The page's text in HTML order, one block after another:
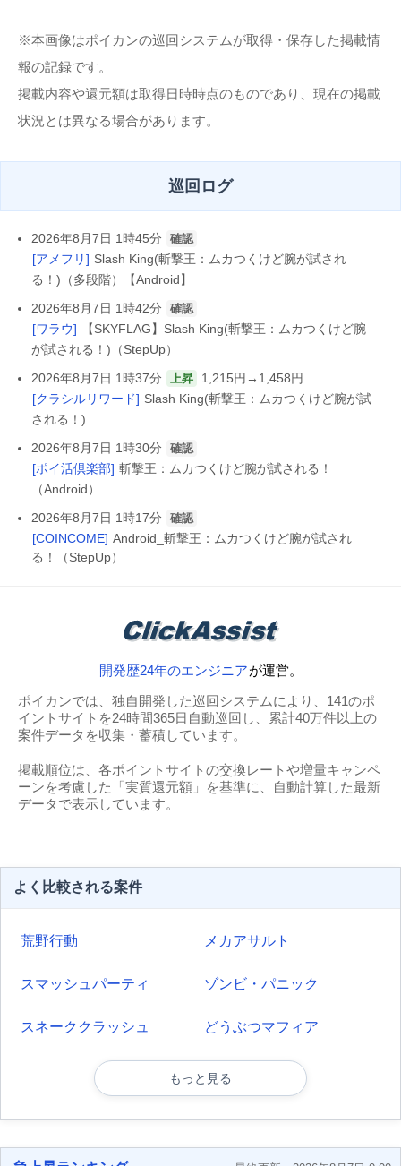
※本画像はポイカンの巡回システムが取得・保存した掲載情
報の記録です。
掲載内容や還元額は取得日時時点のものであり、現在の掲載
状況とは異なる場合があります。
巡回ログ
2026年8月7日 1時45分 確認
[アメフリ] Slash King(斬撃王：ムカつくけど腕が試され
る！)（多段階）【Android】
2026年8月7日 1時42分
確認
[ワラウ]
【SKYFLAG】Slash King(斬撃王：ムカつくけど腕
が試される！)（StepUp）
2026年8月7日 1時37分
上昇
1,215円→1,458円
[クラシルリワード] Slash King(斬撃王：ムカつくけど腕が試
される！)
2026年8月7日 1時30分
確認
[ポイ活倶楽部] 斬撃王：ムカつくけど腕が試される！
（Android）
2026年8月7日 1時17分
確認
[COINCOME] Android_斬撃王：ムカつくけど腕が試され
る！（StepUp）
開発歴24年のエンジニアが運営。
ポイカンでは、独自開発した巡回システムにより、141のポ
イントサイトを24時間365日自動巡回し、累計40万件以上の
案件データを収集・蓄積しています。
掲載順位は、各ポイントサイトの交換レートや増量キャンペ
ーンを考慮した「実質還元額」を基準に、自動計算した最新
データで表示しています。
よく比較される案件
荒野行動 メカアサルト
スマッシュパーティ ゾンビ・パニック
スネーククラッシュ どうぶつマフィア
もっと見る